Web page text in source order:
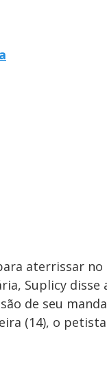
aterrissar
Suplicy disse
de seu
(14), o